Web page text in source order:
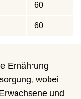
60
60
Ernährung
wobei
und